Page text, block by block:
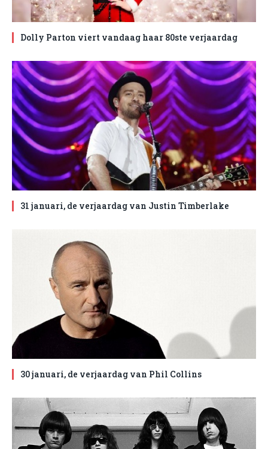
Dolly Parton viert vandaag haar 80ste verjaardag
31 januari, de verjaardag van Justin Timberlake
30 januari, de verjaardag van Phil Collins